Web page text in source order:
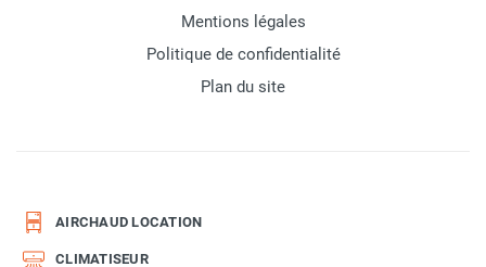
Mentions légales
Politique de confidentialité
Plan du site
AIRCHAUD LOCATION
CLIMATISEUR